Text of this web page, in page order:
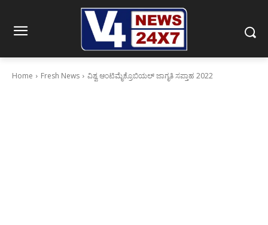
Home Fresh News ವಿಶ್ವ ಆಂಟಿಮೈಕ್ರೊಬಿಯಲ್ ಜಾಗೃತಿ ಸಪ್ತಾಹ 2022